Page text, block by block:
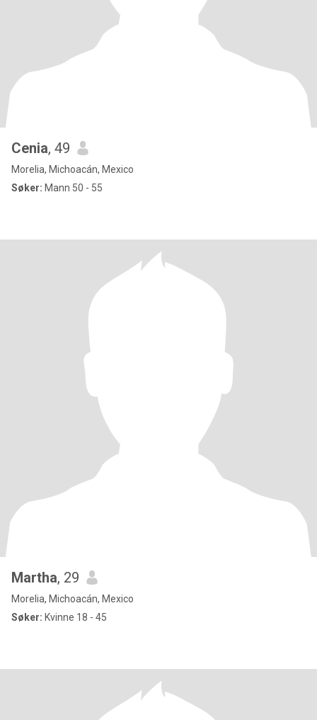
Cenia, 49
Morelia, Michoacán, Mexico
Søker: Mann 50 - 55
Martha, 29
Morelia, Michoacán, Mexico
Søker: Kvinne 18 - 45